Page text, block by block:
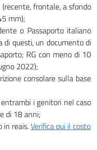
frontale, a sfondo
mm);
o Passaporto italiano
di questi, un documento di
RG con meno di 10
2022);
consolare sulla base
i genitori nel caso
di 18 anni;
in reais.Verifica qui il costo